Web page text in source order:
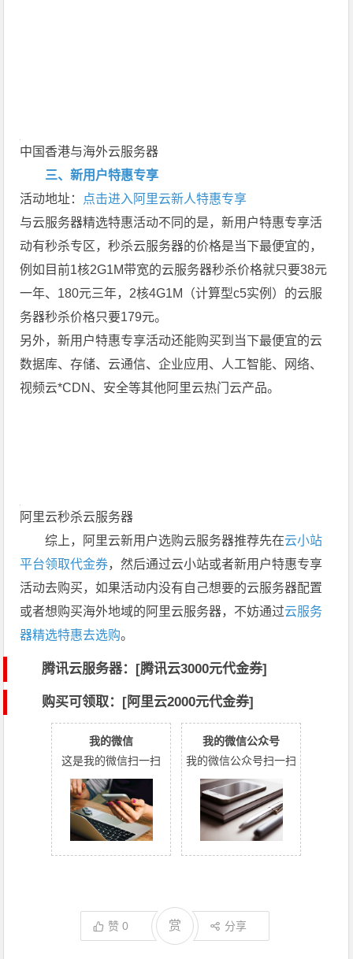
中国香港与海外云服务器
三、新用户特惠专享
活动地址： 点击进入阿里云新人特惠专享
与云服务器精选特惠活动不同的是，新用户特惠专享活
动有秒杀专区，秒杀云服务器的价格是当下最便宜的，
例如目前1核2G1M带宽的云服务器秒杀价格就只要38元
一年、180元三年，2核4G1M（计算型c5实例）的云服
务器秒杀价格只要179元。
另外，新用户特惠专享活动还能购买到当下最便宜的云
数据库、存储、云通信、企业应用、人工智能、网络、
视频云*CDN、安全等其他阿里云热门云产品。
阿里云秒杀云服务器
综上，阿里云新用户选购云服务器推荐先在云小站
平台领取代金券，然后通过云小站或者新用户特惠专享
活动去购买，如果活动内没有自己想要的云服务器配置
或者想购买海外地域的阿里云服务器，不妨通过云服务
器精选特惠去选购。
腾讯云服务器：[腾讯云3000元代金券]
购买可领取：[阿里云2000元代金券]
我的微信
这是我的微信扫一扫
我的微信公众号
我的微信公众号扫一扫
赞0 赏 分享